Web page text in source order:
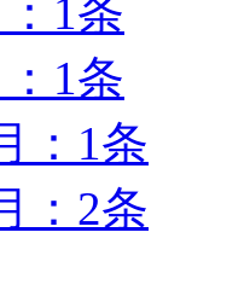
1条
1条
：1条
：2条